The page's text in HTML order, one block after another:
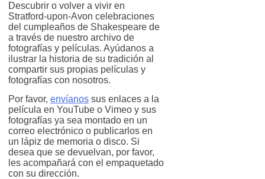
Descubrir o volver a vivir en
Stratford-upon-Avon celebraciones
del cumpleaños de Shakespeare de
a través de nuestro archivo de
fotografías y películas. Ayúdanos a
ilustrar la historia de su tradición al
compartir sus propias películas y
fotografías con nosotros.
Por favor, envíanos sus enlaces a la
película en YouTube o Vimeo y sus
fotografías ya sea montado en un
correo electrónico o publicarlos en
un lápiz de memoria o disco. Si
desea que se devuelvan, por favor,
les acompañará con el empaquetado
con su dirección.